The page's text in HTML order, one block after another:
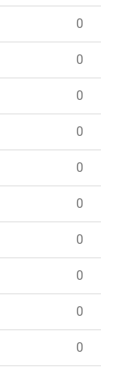
0
0
0
0
0
0
0
0
0
0